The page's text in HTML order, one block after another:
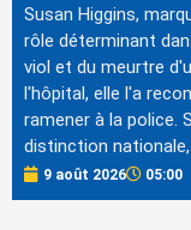
Susan Higgins,
rôle déterminant
viol et du meurtre
l'hôpital, elle l'a
ramener à la police.
distinction
9 août 2026 05:00